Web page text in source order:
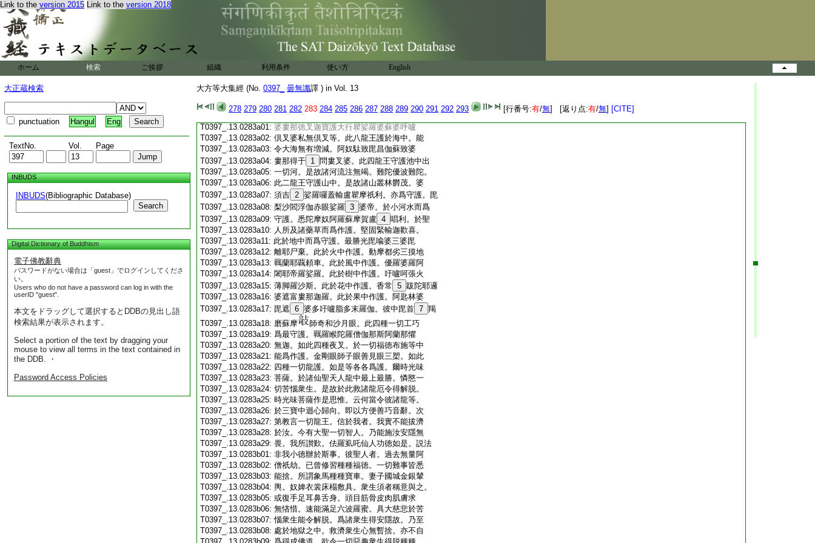
Link to the version 2015 Link to the version 2018
ホーム 検索 ご挨拶 組織 利用条件 使い方 English
大正蔵検索
punctuation Hangul Eng
TextNo. Vol. Page
INBUDS
INBUDS(Bibliographic Database)
Search
Digital Dictionary of Buddhism
電子佛教辭典
パスワードがない場合は「guest」でログインしてくださ
い。
Users who do not have a password can log in with the
userID "guest".
本文をドラッグして選択するとDDBの見出し語
検索結果が表示されます。
Select a portion of the text by dragging your
mouse to view all terms in the text contained in
the DDB. ・
Password Access Policies
大方等大集經 (No. 0397_ 曇無讖譯 ) in Vol. 13
278 279 280 281 282 283 284 285 286 287 288 289 290 291 292 293 [行番号:有/無] [返り点:有/無] [CITE]
T0397_.13.0282c19:更説。我等梵天諸天中尊。猶如大仙聖人中
T0397_.13.0282c20: 尊。我諸天中有梵行者。若 15 放種種神祇呪術
T0397_.13.0282c21:我皆了知。亦能爲他分別廣説。時虱吒仙言。
T0397_.13.0282c22:
若能如是。亦可教化一切衆生悉令知之。是
時青眼帝釋天主在於衆中。虱吒仙人語帝
T0397_.13.0282c24:釋言。天主。一切善法必令具足。住持於世
T0397_.13.0282c25:常使照明。修善法人擁護勿捨。若有精進樂
T0397_.13.0282c26:善衆生。持戒多聞修禪學慧。如是等衆。天主
T0397_.13.0282c27:應當供給所須衣服飮食臥具湯藥。種種施
T0397_.13.0282c28: 與令無有窮。我説虚空星宿法已。今此世界
T0397_.13.0283a01: 婆婁那徳叉迦寶護大行瞿娑羅婆蘇婆呼嚧
T0397_.13.0283a02: 倶叉婆私無倶叉等。此八龍王護於海中。能
T0397_.13.0283a03: 令大海無有増減。阿奴駄致毘昌伽蘇致婆
T0397_.13.0283a04: 婁那得于 1 問婁叉婆。此四龍王守護池中出
T0397_.13.0283a05: 一切河。是故諸河流注無竭。難陀優波難陀。
T0397_.13.0283a06: 此二龍王守護山中。是故諸山叢林欝茂。婆
T0397_.13.0283a07: 須吉 2 娑羅囉蓋輸盧瞿摩祇利。亦爲守護。毘
T0397_.13.0283a08: 梨沙閻浮伽赤眼娑羅 3 婆帝。於小河水而爲
T0397_.13.0283a09: 守護。悉陀摩奴阿羅蘇摩賀盧 4 唱利。於聖
T0397_.13.0283a10: 人所及諸藥草而爲作護。堅固緊輸迦歡喜。
T0397_.13.0283a11: 此於地中而爲守護。最勝光毘喩婆三婆毘
T0397_.13.0283a12: 離耶尸棄。此於火中作護。動摩都劣三摸地
T0397_.13.0283a13: 羈蘭耶覊頼車。此於風中作護。優羅婆羅阿
T0397_.13.0283a14: 闍耶帝羅娑羅。此於樹中作護。吁嚧呵張火
T0397_.13.0283a15: 薄脚羅沙斯。此於花中作護。香常 5 跋陀耶邏
T0397_.13.0283a16: 婆遮富婁那迦羅。此於果中作護。阿匙林婆
T0397_.13.0283a17: 毘遮 6 婆多吁嚧脂多末羅伽。彼中毘首 7 羯
T0397_.13.0283a18: 磨蘇摩
師奇和沙月眼。此四種一切工巧
T0397_.13.0283a19: 爲最守護。羈羅睺陀羅僧伽那斯阿蘭那懼
T0397_.13.0283a20: 無迦。如此四種夜叉。於一切福徳布施等中
T0397_.13.0283a21: 能爲作護。金剛眼師子眼善見眼三槊。如此
T0397_.13.0283a22: 四種一切龍護。如是等各各爲護。爾時光味
T0397_.13.0283a23: 菩薩。於諸仙聖天人龍中最上最勝。憐愍一
T0397_.13.0283a24: 切苦惱衆生。是故於此救諸龍厄令得解脱。
T0397_.13.0283a25: 時光味菩薩作是思惟。云何當令彼諸龍等。
T0397_.13.0283a26: 於三寶中迴心歸向。即以方便善巧音辭。次
T0397_.13.0283a27: 第教言一切龍王。信於我者。我實不能拔濟
T0397_.13.0283a28: 於汝。今有大聖一切智人。乃能施汝安隱無
T0397_.13.0283a29: 畏。我所讃歎。佉羅虱吒仙人功徳如是。説法
T0397_.13.0283b01: 非我小徳辦於斯事。彼聖人者。過去無量阿
T0397_.13.0283b02: 僧祇劫。已曾修習種種福徳。一切難事皆悉
T0397_.13.0283b03: 能捨。所謂象馬種種寶車。妻子國城金銀輦
T0397_.13.0283b04: 輿。奴婢衣裳床榻敷具。衆生須者稱意與之。
T0397_.13.0283b05: 或復手足耳鼻舌身。頭目筋骨皮肉肌膚求
T0397_.13.0283b06: 無悋惜。速能滿足六波羅蜜。具大慈悲於苦
T0397_.13.0283b07:惱衆生能令解脱。爲諸衆生得安隱故。乃至
T0397_.13.0283b08: 處於地獄之中。救濟衆生心無暫捨。亦不自